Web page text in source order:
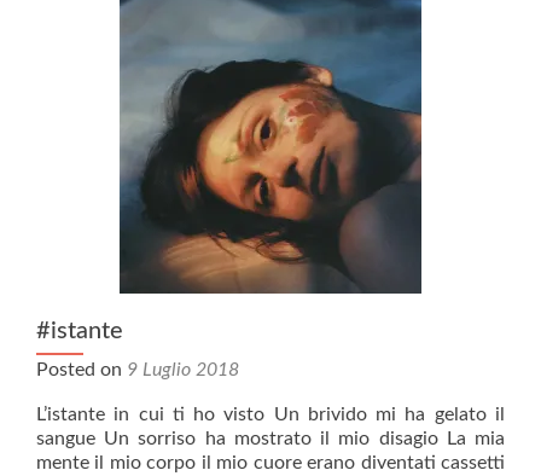
#istante
Posted on 9 Luglio 2018
L’istante in cui ti ho visto Un brivido mi ha gelato il
sangue Un sorriso ha mostrato il mio disagio La mia
mente il mio corpo il mio cuore erano diventati cassetti